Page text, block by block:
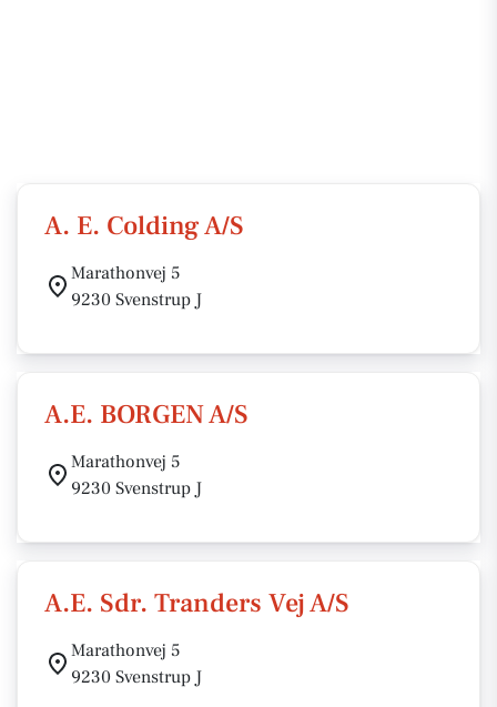
A. E. Colding A/S
Marathonvej 5
9230 Svenstrup J
A.E. BORGEN A/S
Marathonvej 5
9230 Svenstrup J
A.E. Sdr. Tranders Vej A/S
Marathonvej 5
9230 Svenstrup J